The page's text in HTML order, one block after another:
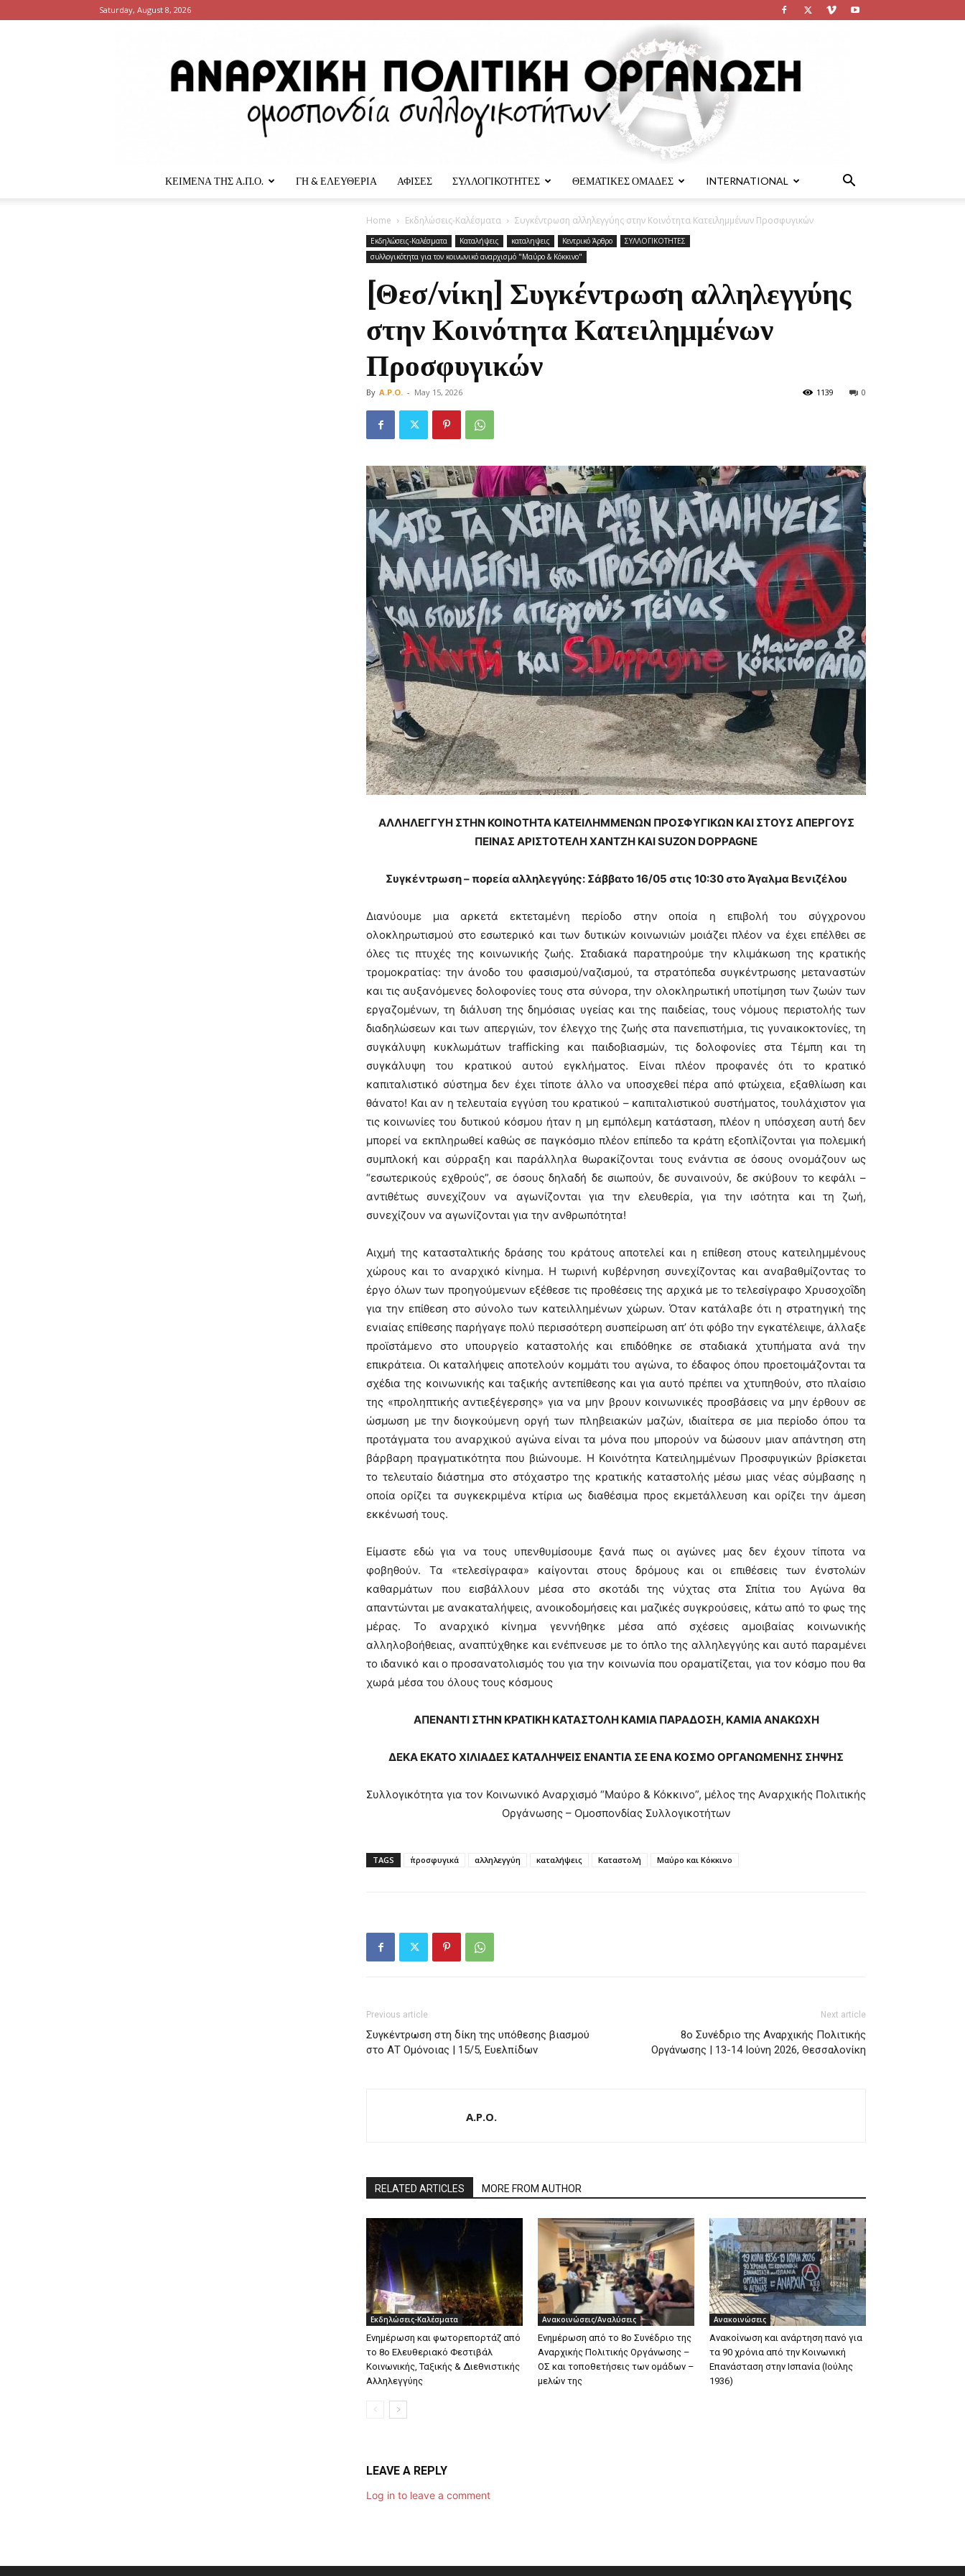
Saturday, August 8, 2026
Πολιτική
ΚΕΙΜΕΝΑ ΤΗΣ Α.Π.Ο. ΓΗ & ΕΛΕΥΘΕΡΙΑ ΑΦΙΣΕΣ ΣΥΛΛΟΓΙΚΟΤΗΤΕΣ ΘΕΜΑΤΙΚΕΣ ΟΜΑΔΕΣ INTERNATIONAL
Home Εκδηλώσεις-Καλέσματα Συγκέντρωση αλληλεγγύης στην Κοινότητα Κατειλημμένων Προσφυγικών
Εκδηλώσεις-Καλέσματα Καταλήψεις καταληψεις Κεντρικό Άρθρο
ΣΥΛΛΟΓΙΚΟΤΗΤΕΣ
συλλογικότητα για τον κοινωνικό αναρχισμό "Μαύρο & Κόκκινο"
[Θεσ/νίκη] Συγκέντρωση αλληλεγγύης
στην Κοινότητα Κατειλημμένων
Προσφυγικών
By A.P.O. - May 15, 2026 0
1139
ΑΛΛΗΛΕΓΓΥΗ ΣΤΗΝ ΚΟΙΝΟΤΗΤΑ ΚΑΤΕΙΛΗΜΜΕΝΩΝ ΠΡΟΣΦΥΓΙΚΩΝ ΚΑΙ ΣΤΟΥΣ ΑΠΕΡΓΟΥΣ
ΠΕΙΝΑΣ ΑΡΙΣΤΟΤΕΛΗ ΧΑΝΤΖΗ ΚΑΙ SUZON DOPPAGNE
Συγκέντρωση – πορεία αλληλεγγύης: Σάββατο 16/05 στις 10:30 στο Άγαλμα Βενιζέλου
Διανύουμε μια αρκετά εκτεταμένη περίοδο στην οποία η επιβολή του σύγχρονου
ολοκληρωτισμού στο εσωτερικό και των δυτικών κοινωνιών μοιάζει πλέον να έχει επέλθει σε
όλες τις πτυχές της κοινωνικής ζωής. Σταδιακά παρατηρούμε την κλιμάκωση της κρατικής
τρομοκρατίας: την άνοδο του φασισμού/ναζισμού, τα στρατόπεδα συγκέντρωσης μεταναστών
και τις αυξανόμενες δολοφονίες τους στα σύνορα, την ολοκληρωτική υποτίμηση των ζωών των
εργαζομένων, τη διάλυση της δημόσιας υγείας και της παιδείας, τους νόμους περιστολής των
διαδηλώσεων και των απεργιών, τον έλεγχο της ζωής στα πανεπιστήμια, τις γυναικοκτονίες, τη
συγκάλυψη κυκλωμάτων trafficking και παιδοβιασμών, τις δολοφονίες στα Τέμπη και τη
συγκάλυψη του κρατικού αυτού εγκλήματος. Είναι πλέον προφανές ότι το κρατικό
καπιταλιστικό σύστημα δεν έχει τίποτε άλλο να υποσχεθεί πέρα από φτώχεια, εξαθλίωση και
θάνατο! Και αν η τελευταία εγγύση του κρατικού – καπιταλιστικού συστήματος, τουλάχιστον για
τις κοινωνίες του δυτικού κόσμου ήταν η μη εμπόλεμη κατάσταση, πλέον η υπόσχεση αυτή δεν
μπορεί να εκπληρωθεί καθώς σε παγκόσμιο πλέον επίπεδο τα κράτη εξοπλίζονται για πολεμική
συμπλοκή και σύρραξη και παράλληλα θωρακίζονται τους ενάντια σε όσους ονομάζουν ως
“εσωτερικούς εχθρούς”, σε όσους δηλαδή δε σιωπούν, δε συναινούν, δε σκύβουν το κεφάλι –
αντιθέτως συνεχίζουν να αγωνίζονται για την ελευθερία, για την ισότητα και τη ζωή,
συνεχίζουν να αγωνίζονται για την ανθρωπότητα!
Αιχμή της κατασταλτικής δράσης του κράτους αποτελεί και η επίθεση στους κατειλημμένους
χώρους και το αναρχικό κίνημα. Η τωρινή κυβέρνηση συνεχίζοντας και αναβαθμίζοντας το
έργο όλων των προηγούμενων εξέθεσε τις προθέσεις της αρχικά με το τελεσίγραφο Χρυσοχοΐδη
για την επίθεση στο σύνολο των κατειλλημένων χώρων. Όταν κατάλαβε ότι η στρατηγική της
ενιαίας επίθεσης παρήγαγε πολύ περισσότερη συσπείρωση απ’ ότι φόβο την εγκατέλειψε, άλλαξε
προϊστάμενο στο υπουργείο καταστολής και επιδόθηκε σε σταδιακά χτυπήματα ανά την
επικράτεια. Οι καταλήψεις αποτελούν κομμάτι του αγώνα, το έδαφος όπου προετοιμάζονται τα
σχέδια της κοινωνικής και ταξικής αντεπίθεσης και για αυτό πρέπει να χτυπηθούν, στο πλαίσιο
της «προληπτικής αντιεξέγερσης» για να μην βρουν κοινωνικές προσβάσεις να μην έρθουν σε
ώσμωση με την διογκούμενη οργή των πληβειακών μαζών, ιδιαίτερα σε μια περίοδο όπου τα
προτάγματα του αναρχικού αγώνα είναι τα μόνα που μπορούν να δώσουν μιαν απάντηση στη
βάρβαρη πραγματικότητα που βιώνουμε. Η Κοινότητα Κατειλημμένων Προσφυγικών βρίσκεται
το τελευταίο διάστημα στο στόχαστρο της κρατικής καταστολής μέσω μιας νέας σύμβασης η
οποία ορίζει τα συγκεκριμένα κτίρια ως διαθέσιμα προς εκμετάλλευση και ορίζει την άμεση
εκκένωσή τους.
Είμαστε εδώ για να τους υπενθυμίσουμε ξανά πως οι αγώνες μας δεν έχουν τίποτα να
φοβηθούν. Τα «τελεσίγραφα» καίγονται στους δρόμους και οι επιθέσεις των ένστολών
καθαρμάτων που εισβάλλουν μέσα στο σκοτάδι της νύχτας στα Σπίτια του Αγώνα θα
απαντώνται με ανακαταλήψεις, ανοικοδομήσεις και μαζικές συγκρούσεις, κάτω από το φως της
μέρας. Το αναρχικό κίνημα γεννήθηκε μέσα από σχέσεις αμοιβαίας κοινωνικής
αλληλοβοήθειας, αναπτύχθηκε και ενέπνευσε με το όπλο της αλληλεγγύης και αυτό παραμένει
το ιδανικό και ο προσανατολισμός του για την κοινωνία που οραματίζεται, για τον κόσμο που θα
χωρά μέσα του όλους τους κόσμους
ΑΠΕΝΑΝΤΙ ΣΤΗΝ ΚΡΑΤΙΚΗ ΚΑΤΑΣΤΟΛΗ ΚΑΜΙΑ ΠΑΡΑΔΟΣΗ, ΚΑΜΙΑ ΑΝΑΚΩΧΗ
ΔΕΚΑ ΕΚΑΤΟ ΧΙΛΙΑΔΕΣ ΚΑΤΑΛΗΨΕΙΣ ΕΝΑΝΤΙΑ ΣΕ ΕΝΑ ΚΟΣΜΟ ΟΡΓΑΝΩΜΕΝΗΣ ΣΗΨΗΣ
Συλλογικότητα για τον Κοινωνικό Αναρχισμό “Μαύρο & Κόκκινο”, μέλος της Αναρχικής Πολιτικής
Οργάνωσης – Ομοσπονδίας Συλλογικοτήτων
TAGS ΄προσφυγικά αλληλεγγύη καταλήψεις Καταστολή Μαύρο και Κόκκινο
Previous article
Συγκέντρωση στη δίκη της υπόθεσης βιασμού
στο ΑΤ Ομόνοιας | 15/5, Ευελπίδων
Next article
8ο Συνέδριο της Αναρχικής Πολιτικής
Οργάνωσης | 13-14 Ιούνη 2026, Θεσσαλονίκη
A.P.O.
RELATED ARTICLES MORE FROM AUTHOR
Εκδηλώσεις-Καλέσματα
Ενημέρωση και φωτορεπορτάζ από
το 8ο Ελευθεριακό Φεστιβάλ
Κοινωνικής, Ταξικής & Διεθνιστικής
Αλληλεγγύης
Ανακοινώσεις/Αναλύσεις
Ενημέρωση από το 8ο Συνέδριο της
Αναρχικής Πολιτικής Οργάνωσης –
ΟΣ και τοποθετήσεις των ομάδων –
μελών της
Ανακοινώσεις
Ανακοίνωση και ανάρτηση πανό για
τα 90 χρόνια από την Κοινωνική
Επανάσταση στην Ισπανία (Ιούλης
1936)
LEAVE A REPLY
Log in to leave a comment